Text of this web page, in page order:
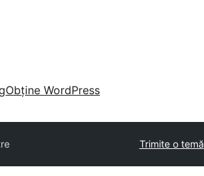
Obține WordPress
Trimite o temă